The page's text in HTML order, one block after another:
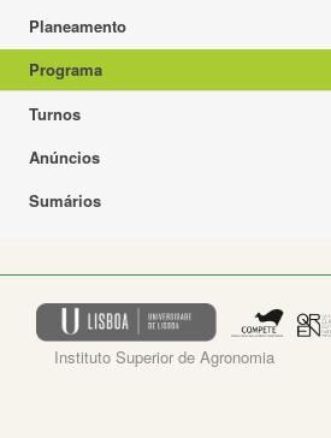
Planeamento
Programa
Turnos
Anúncios
Sumários
Instituto Superior de Agronomia